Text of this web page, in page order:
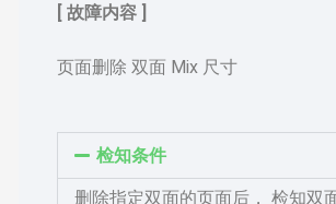
[ 故障内容 ]
页面删除 双面 Mix 尺寸
检知条件
删除指定双面的页面后， 检知双